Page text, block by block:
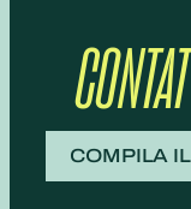
COMPILA